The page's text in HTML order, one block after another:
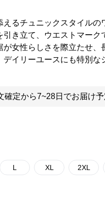
えるチュニックスタイルの
き立て、ウエストマーク
が女性らしさを際立たせ、
イリーユースにも特別な
確定から7~28日でお届け予
L XL 2XL